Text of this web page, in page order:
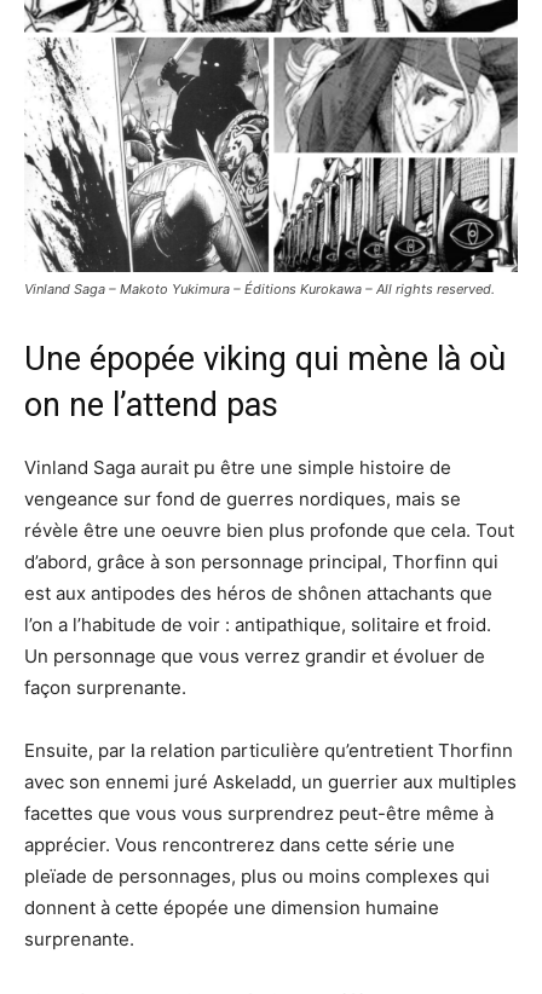
Vinland Saga – Makoto Yukimura – Éditions Kurokawa – All rights reserved.
Une épopée viking qui mène là où
on ne l’attend pas
Vinland Saga aurait pu être une simple histoire de
vengeance sur fond de guerres nordiques, mais se
révèle être une oeuvre bien plus profonde que cela. Tout
d’abord, grâce à son personnage principal, Thorfinn qui
est aux antipodes des héros de shônen attachants que
l’on a l’habitude de voir : antipathique, solitaire et froid.
Un personnage que vous verrez grandir et évoluer de
façon surprenante.
Ensuite, par la relation particulière qu’entretient Thorfinn
avec son ennemi juré Askeladd, un guerrier aux multiples
facettes que vous vous surprendrez peut-être même à
apprécier. Vous rencontrerez dans cette série une
pleïade de personnages, plus ou moins complexes qui
donnent à cette épopée une dimension humaine
surprenante.